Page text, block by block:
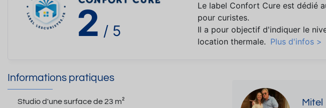
2 / 5
Le label Confort Cure est dédié
pour curistes.
Il a pour objectif d'indiquer le
location thermale. Plus d'infos >
Informations pratiques
Studio d'une surface de23 m²
Mitel